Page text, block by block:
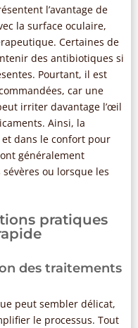
l’avantage de
la surface oculaire,
Certaines de
des antibiotiques si
Pourtant, il est
car une
irriter davantage l’œil
Ainsi, la
dans le confort pour
généralement
ou lorsque les
pratiques
des traitements
peut sembler délicat,
le processus. Tout